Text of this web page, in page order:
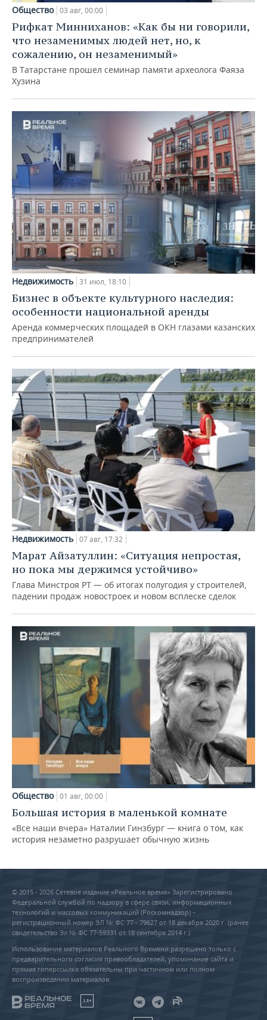
Общество 03 авг, 00:00
Рифкат Минниханов: «Как бы ни говорили,
что незаменимых людей нет, но, к
сожалению, он незаменимый»
В Татарстане прошел семинар памяти археолога Фаяза
Хузина
Недвижимость 31 июл, 18:10
Бизнес в объекте культурного наследия:
особенности национальной аренды
Аренда коммерческих площадей в ОКН глазами казанских
предпринимателей
Недвижимость 07 авг, 17:32
Марат Айзатуллин: «Ситуация непростая,
но пока мы держимся устойчиво»
Глава Минстроя РТ — об итогах полугодия у строителей,
падении продаж новостроек и новом всплеске сделок
Общество 01 авг, 00:00
Большая история в маленькой комнате
«Все наши вчера» Наталии Гинзбург — книга о том, как
история незаметно разрушает обычную жизнь
© 2015 - 2026 Сетевое издание «Реальное время» Зарегистрировано
Федеральной службой по надзору в сфере связи, информационных
технологий и массовых коммуникаций (Роскомнадзор) –
регистрационный номер ЭЛ № ФС 77 - 79627 от 18 декабря 2020 г. (ранее
свидетельство Эл № ФС 77-59331 от 18 сентября 2014 г.)
Использование материалов Реального Времени разрешено только с
предварительного согласия правообладателей, упоминание сайта и
прямая гиперссылка обязательны при частичном или полном
воспроизведении материалов.
18+